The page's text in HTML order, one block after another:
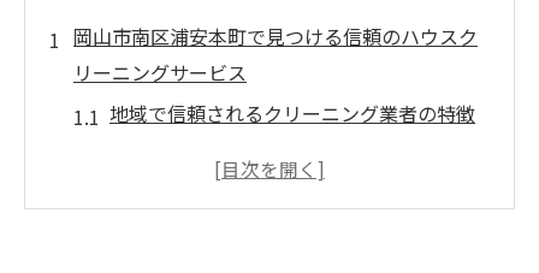
岡山市南区浦安本町で見つける信頼のハウスク
リーニングサービス
地域で信頼されるクリーニング業者の特徴
口コミを利用したサービス選びの重要性